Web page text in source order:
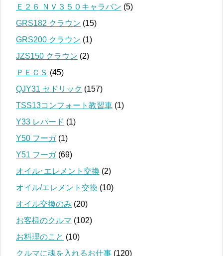
Ｅ２６ ＮＶ３５０キャラバン (5)
GRS182 クラウン (15)
GRS200 クラウン (1)
JZS150 クラウン (2)
ＰＥＣＳ (45)
QJY31 セドリック (157)
TSS13コンフォート教習車 (1)
Y33 レパード (1)
Y50 フーガ(1)
Y51 フーガ(69)
オイル･エレメント交換 (2)
オイル/エレメント交換 (10)
オイル交換のみ (20)
お客様のクルマ (102)
お料理のこと (10)
クルマに魂を入れるお仕事 (120)